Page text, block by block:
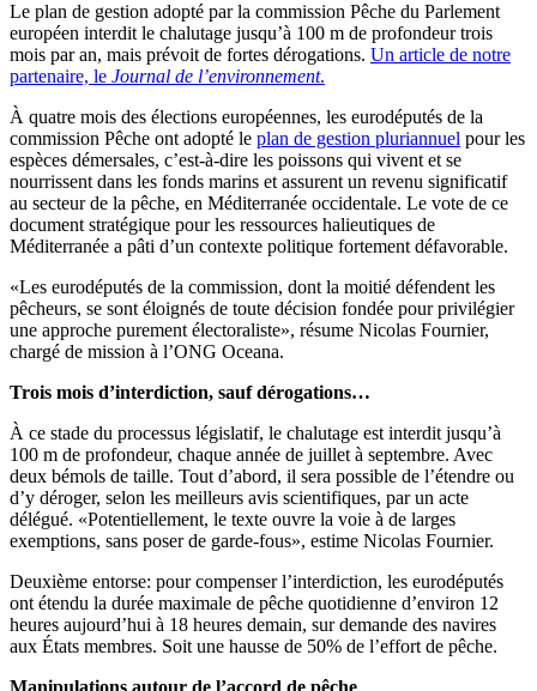
Le plan de gestion adopté par la commission Pêche du Parlement
européen interdit le chalutage jusqu’à 100 m de profondeur trois
mois par an, mais prévoit de fortes dérogations. Un article de notre
partenaire, le Journal de l’environnement.
À quatre mois des élections européennes, les eurodéputés de la
commission Pêche ont adopté le plan de gestion pluriannuel pour les
espèces démersales, c’est-à-dire les poissons qui vivent et se
nourrissent dans les fonds marins et assurent un revenu significatif
au secteur de la pêche, en Méditerranée occidentale. Le vote de ce
document stratégique pour les ressources halieutiques de
Méditerranée a pâti d’un contexte politique fortement défavorable.
«Les eurodéputés de la commission, dont la moitié défendent les
pêcheurs, se sont éloignés de toute décision fondée pour privilégier
une approche purement électoraliste», résume Nicolas Fournier,
chargé de mission à l’ONG Oceana.
Trois mois d’interdiction, sauf dérogations…
À ce stade du processus législatif, le chalutage est interdit jusqu’à
100 m de profondeur, chaque année de juillet à septembre. Avec
deux bémols de taille. Tout d’abord, il sera possible de l’étendre ou
d’y déroger, selon les meilleurs avis scientifiques, par un acte
délégué. «Potentiellement, le texte ouvre la voie à de larges
exemptions, sans poser de garde-fous», estime Nicolas Fournier.
Deuxième entorse: pour compenser l’interdiction, les eurodéputés
ont étendu la durée maximale de pêche quotidienne d’environ 12
heures aujourd’hui à 18 heures demain, sur demande des navires
aux États membres. Soit une hausse de 50% de l’effort de pêche.